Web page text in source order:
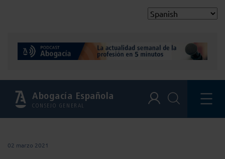
Abogacía Española
CONSEJO GENERAL
02 marzo 2021